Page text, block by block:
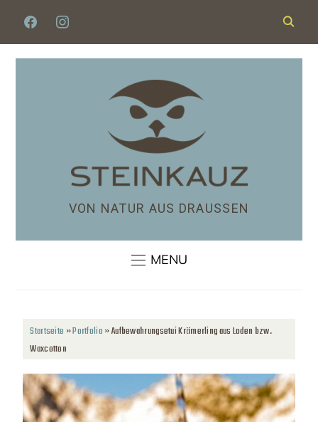
VON NATUR AUS DRAUSSEN
MENU
Startseite »Portfolio»Aufbewahrungsetui Krämerling aus Loden bzw.
Waxcotton